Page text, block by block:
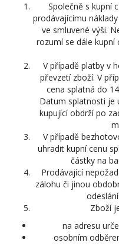
Společně s kupní
prodávajícímu
ve smluvené výši.
rozumí se dále kupní
V případě platby v
převzetí zboží. V
cena splatná do
Datum splatnosti je
kupující obdrží po
V případě
uhradit kupní cenu
částky na
Prodávající
zálohu či jinou
Zboží
na adresu
osobním